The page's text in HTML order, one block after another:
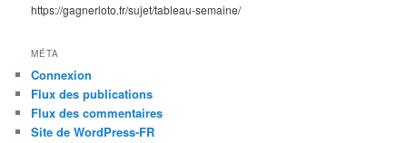
https://gagnerloto.fr/sujet/tableau-semaine/
MÉTA
Connexion
Flux des publications
Flux des commentaires
Site de WordPress-FR